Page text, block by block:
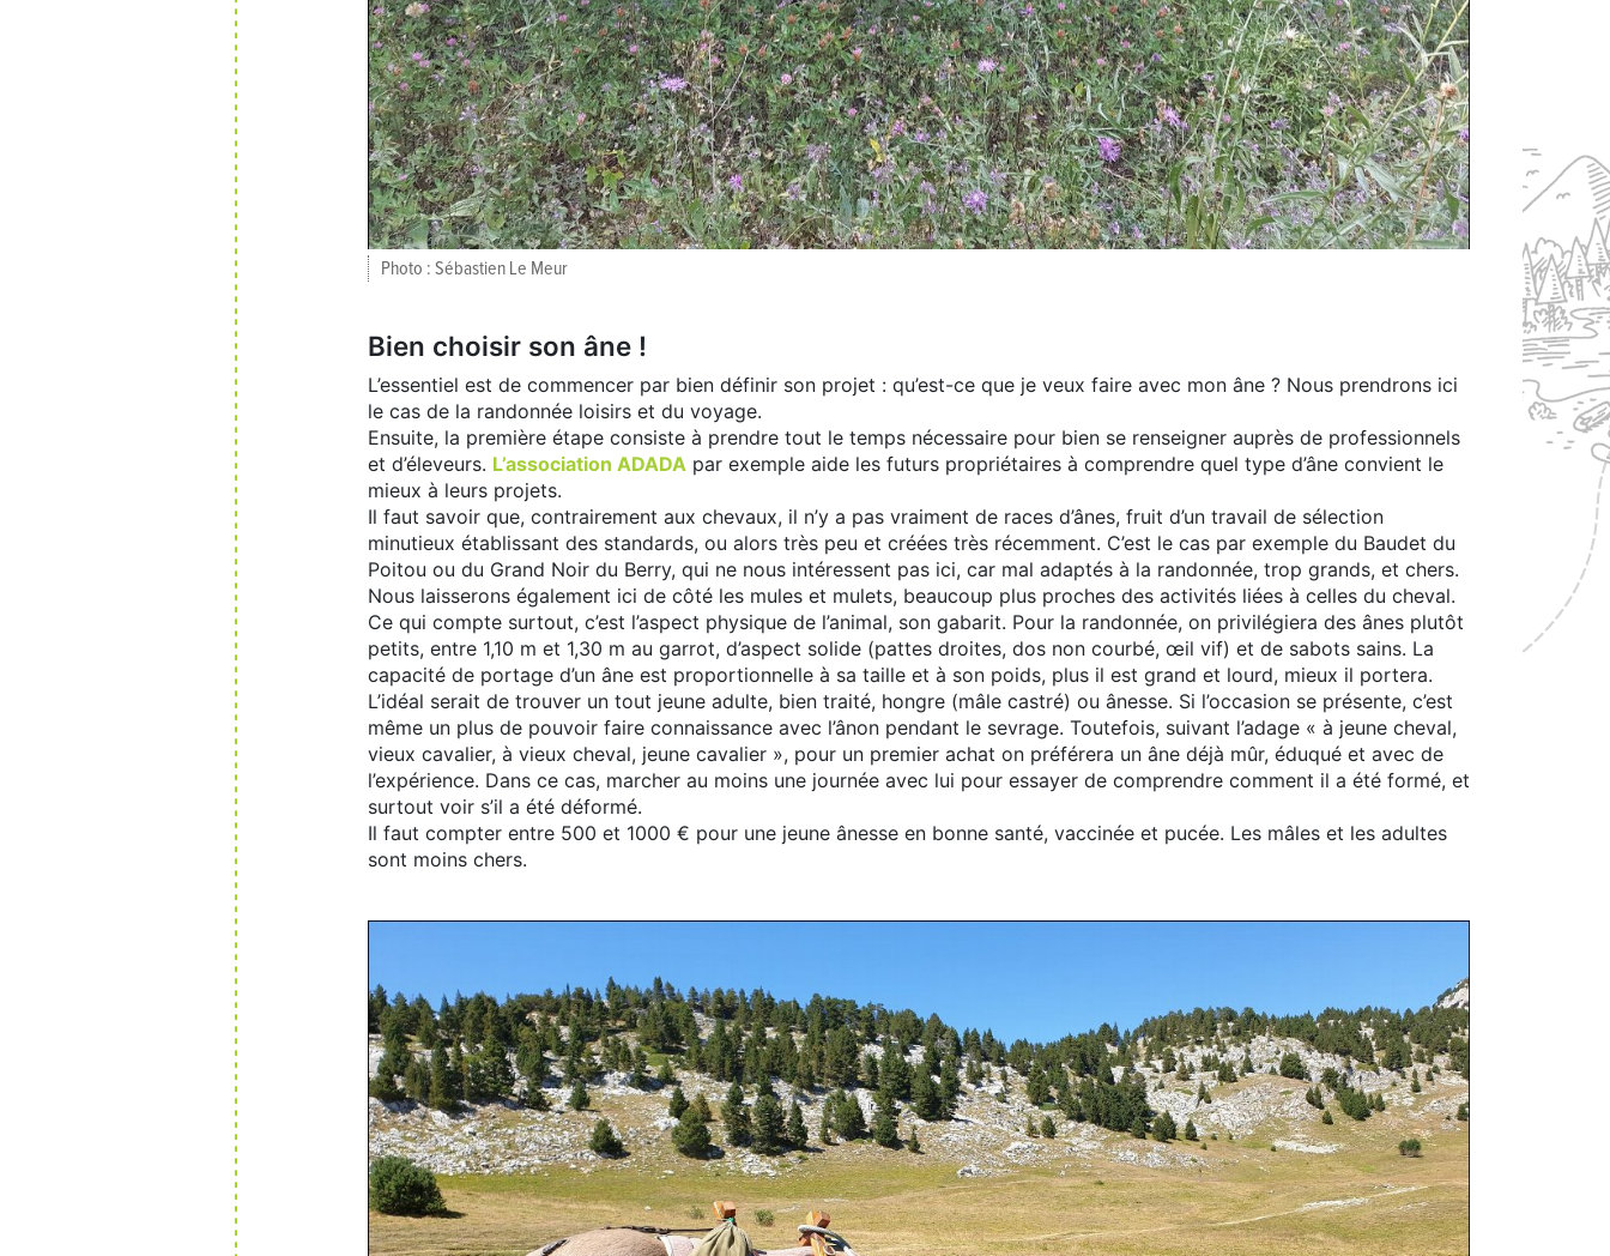
Photo : Sébastien Le Meur
Bien choisir son âne !
L’essentiel est de commencer par bien définir son projet : qu’est-ce que je veux faire avec mon âne ? Nous prendrons ici
le cas de la randonnée loisirs et du voyage.
Ensuite, la première étape consiste à prendre tout le temps nécessaire pour bien se renseigner auprès de professionnels
et d’éleveurs. L’association ADADA par exemple aide les futurs propriétaires à comprendre quel type d’âne convient le
mieux à leurs projets.
Il faut savoir que, contrairement aux chevaux, il n’y a pas vraiment de races d’ânes, fruit d’un travail de sélection
minutieux établissant des standards, ou alors très peu et créées très récemment. C’est le cas par exemple du Baudet du
Poitou ou du Grand Noir du Berry, qui ne nous intéressent pas ici, car mal adaptés à la randonnée, trop grands, et chers.
Nous laisserons également ici de côté les mules et mulets, beaucoup plus proches des activités liées à celles du cheval.
Ce qui compte surtout, c’est l’aspect physique de l’animal, son gabarit. Pour la randonnée, on privilégiera des ânes plutôt
petits, entre 1,10 m et 1,30 m au garrot, d’aspect solide (pattes droites, dos non courbé, œil vif) et de sabots sains. La
capacité de portage d’un âne est proportionnelle à sa taille et à son poids, plus il est grand et lourd, mieux il portera.
L’idéal serait de trouver un tout jeune adulte, bien traité, hongre (mâle castré) ou ânesse. Si l’occasion se présente, c’est
même un plus de pouvoir faire connaissance avec l’ânon pendant le sevrage. Toutefois, suivant l’adage « à jeune cheval,
vieux cavalier, à vieux cheval, jeune cavalier », pour un premier achat on préférera un âne déjà mûr, éduqué et avec de
l’expérience. Dans ce cas, marcher au moins une journée avec lui pour essayer de comprendre comment il a été formé, et
surtout voir s’il a été déformé.
Il faut compter entre 500 et 1000 € pour une jeune ânesse en bonne santé, vaccinée et pucée. Les mâles et les adultes
sont moins chers.